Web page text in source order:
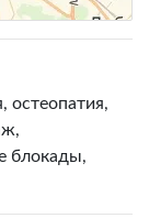
остеопатия,
блокады,